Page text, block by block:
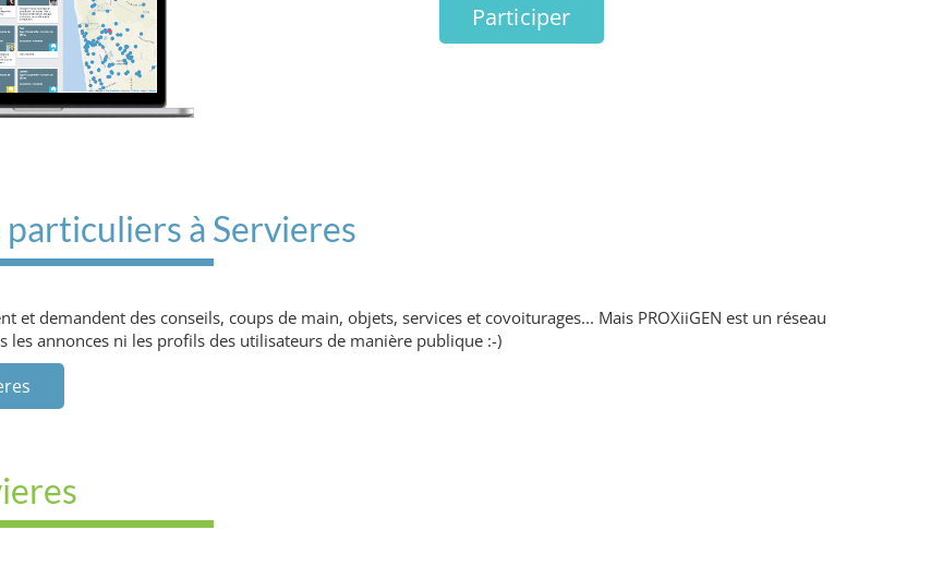
Participer
à Servieres
et demandent des conseils, coups de main, objets, services et covoiturages... Mais PROXiiGEN est un réseau
les annonces ni les profils des utilisateurs de manière publique :-)